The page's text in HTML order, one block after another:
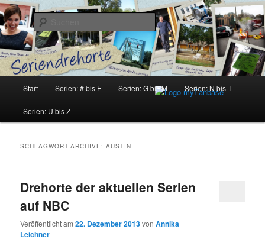
Zum
Inhalt
wechseln
Zum
sekundären
Inhalt
wechselnSeriendrehorte
Suchen
Start Serien: # bis F Serien: G bis M Serien: N bis T
Serien: U bis Z
SCHLAGWORT-ARCHIVE:AUSTIN
Drehorte der aktuellen Serien
auf NBC
Veröffentlicht am22. Dezember 2013vonAnnika
Leichner